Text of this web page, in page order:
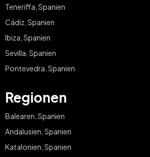
Teneriffa, Spanien
Cádiz, Spanien
Ibiza, Spanien
Sevilla, Spanien
Pontevedra, Spanien
Regionen
Balearen, Spanien
Andalusien, Spanien
Katalonien, Spanien